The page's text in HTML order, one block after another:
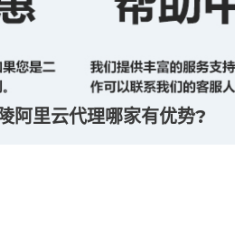
阿里云代理哪家有优势?